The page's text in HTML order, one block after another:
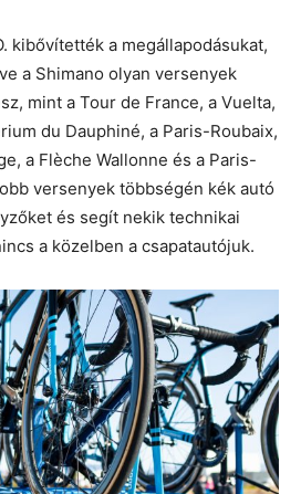
kibővítették a megállapodásukat,
a Shimano olyan versenyek
mint a Tour de France, a Vuelta,
du Dauphiné, a Paris-Roubaix,
a Flèche Wallonne és a Paris-
versenyek többségén kék autó
és segít nekik technikai
a közelben a csapatautójuk.